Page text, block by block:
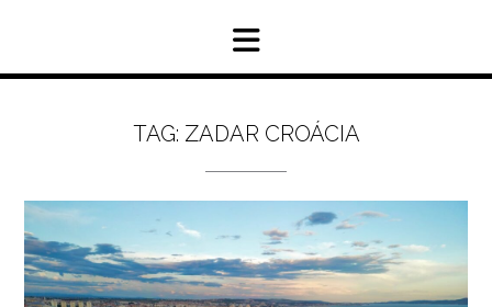
TAG: ZADAR CROÁCIA